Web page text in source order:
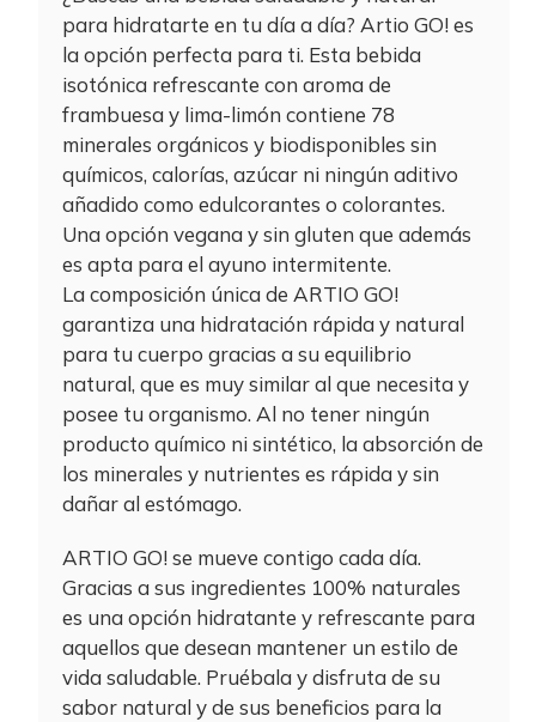
para hidratarte en tu día a día? Artio GO! es
la opción perfecta para ti. Esta bebida
isotónica refrescante con aroma de
frambuesa y lima-limón contiene 78
minerales orgánicos y biodisponibles sin
químicos, calorías, azúcar ni ningún aditivo
añadido como edulcorantes o colorantes.
Una opción vegana y sin gluten que además
es apta para el ayuno intermitente.
La composición única de ARTIO GO!
garantiza una hidratación rápida y natural
para tu cuerpo gracias a su equilibrio
natural, que es muy similar al que necesita y
posee tu organismo. Al no tener ningún
producto químico ni sintético, la absorción de
los minerales y nutrientes es rápida y sin
dañar al estómago.
ARTIO GO! se mueve contigo cada día.
Gracias a sus ingredientes 100% naturales
es una opción hidratante y refrescante para
aquellos que desean mantener un estilo de
vida saludable. Pruébala y disfruta de su
sabor natural y de sus beneficios para la